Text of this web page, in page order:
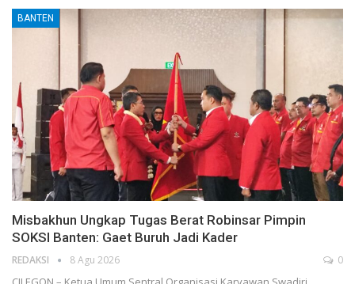
BANTEN
Misbakhun Ungkap Tugas Berat Robinsar Pimpin
SOKSI Banten: Gaet Buruh Jadi Kader
REDAKSI 8 Agu 2026 0